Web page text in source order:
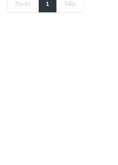
Trước 1 Tiếp